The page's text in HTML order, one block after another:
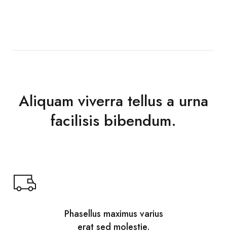
Aliquam viverra tellus a urna
facilisis bibendum.
Phasellus maximus varius
erat sed molestie.